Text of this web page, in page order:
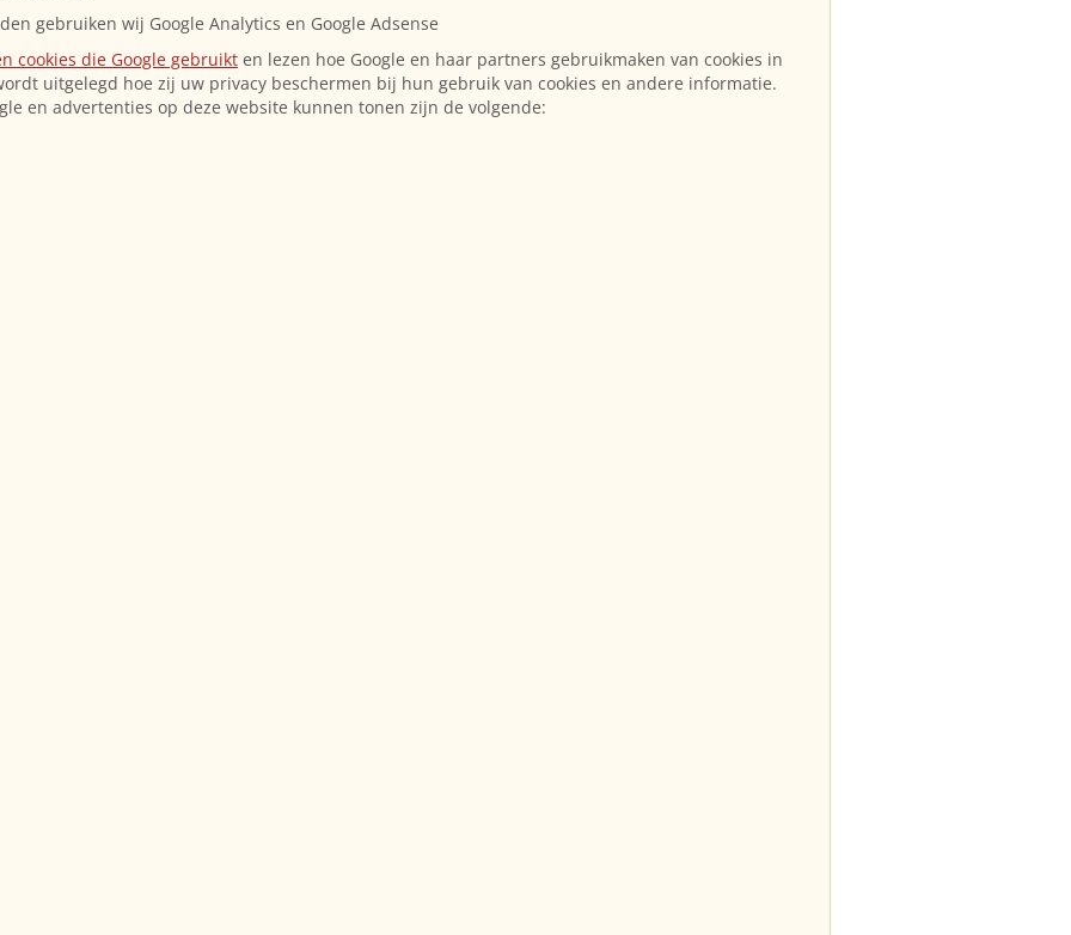
gebruiken wij Google Analytics en Google Adsense
cookies die Google gebruikt en lezen hoe Google en haar partners gebruikmaken van cookies in
uitgelegd hoe zij uw privacy beschermen bij hun gebruik van cookies en andere informatie.
en advertenties op deze website kunnen tonen zijn de volgende: